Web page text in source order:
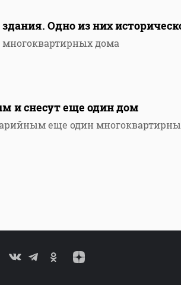
Одно из них
дома
и снесут еще один дом
еще один